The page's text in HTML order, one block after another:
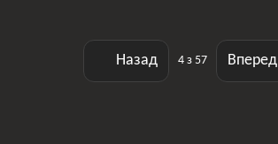
Назад 4 з 57 Вперед